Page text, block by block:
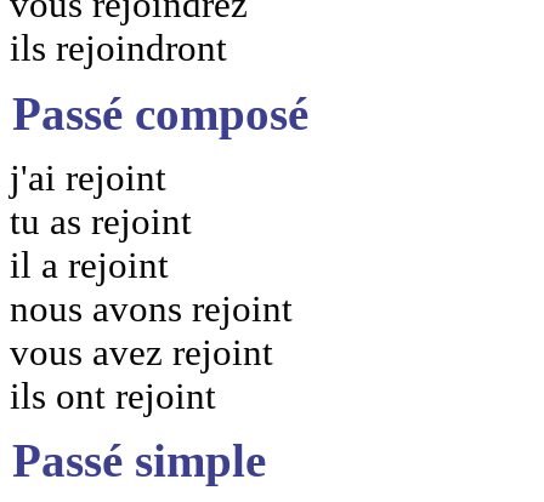
ils rejoindront
Passé composé
j'ai rejoint
tu as rejoint
il a rejoint
nous avons rejoint
vous avez rejoint
ils ont rejoint
Passé simple